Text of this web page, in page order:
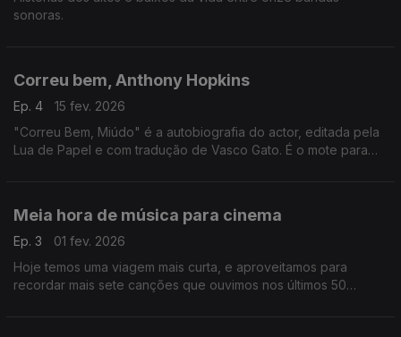
sonoras.
Correu bem, Anthony Hopkins
Ep. 4
15 fev. 2026
"Correu Bem, Miúdo" é a autobiografia do actor, editada pela
Lua de Papel e com tradução de Vasco Gato. É o mote para
Meia hora de música para cinema
Ep. 3
01 fev. 2026
Hoje temos uma viagem mais curta, e aproveitamos para
recordar mais sete canções que ouvimos nos últimos 50